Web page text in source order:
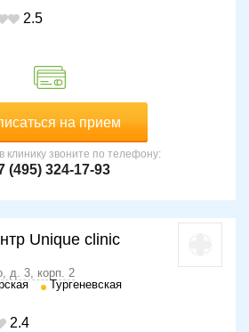
2.5
на прием
клинику звоните по телефону:
(495) 324-17-93
Unique clinic
д. 3, корп. 2
Тургеневская
2.4